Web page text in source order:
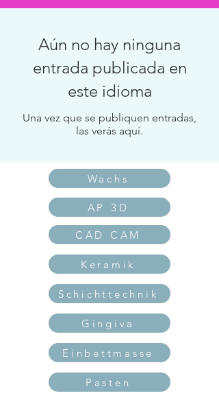
Aún no hay ninguna
entrada publicada en
este idioma
Una vez que se publiquen entradas,
las verás aquí.
Wachs
AP 3D
CAD CAM
Keramik
Schichttechnik
Gingiva
Einbettmasse
Pasten